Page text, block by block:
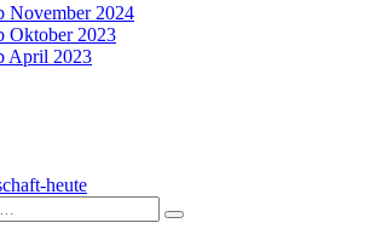
November 2024
Oktober 2023
April 2023
heute